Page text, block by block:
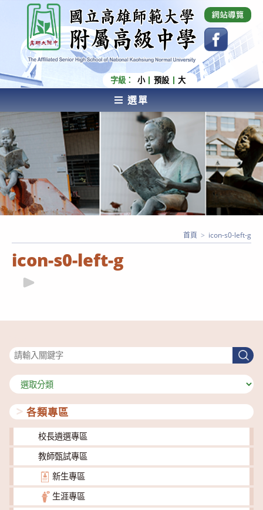
內
容
國立高雄師範大學附屬高級中學 Affiliated Senior
High School of National Kaohsiung Normal
University
字級： 小 預設 大
選單
AFFILIATED SENIOR HIGH SCHOOL OF NATIONAL
KAOHSIUNG NORMAL UNIVERSITY
icon-s0-left-g
首頁 > icon-s0-left-g
搜
尋
分
類
各類專區
校長遴選專區
教師甄試專區
新生專區
生涯專區